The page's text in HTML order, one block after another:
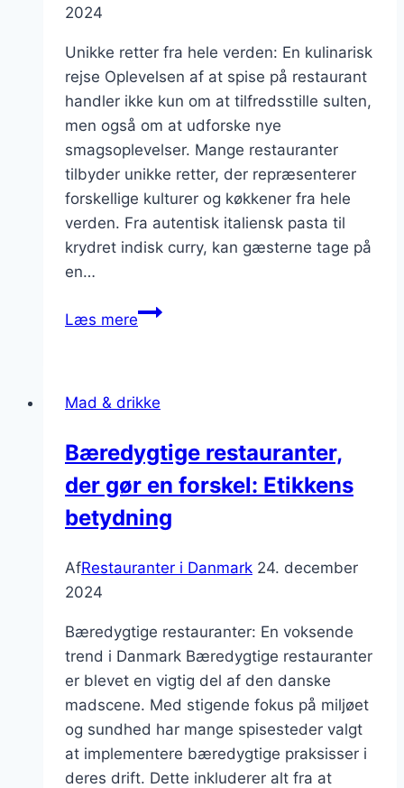
2024
Unikke retter fra hele verden: En kulinarisk
rejse Oplevelsen af at spise på restaurant
handler ikke kun om at tilfredsstille sulten,
men også om at udforske nye
smagsoplevelser. Mange restauranter
tilbyder unikke retter, der repræsenterer
forskellige kulturer og køkkener fra hele
verden. Fra autentisk italiensk pasta til
krydret indisk curry, kan gæsterne tage på
en…
Læs mereUnikke
Oplev
helt
særligt
Mad & drikke
Bæredygtige restauranter,
der gør en forskel: Etikkens
betydning
AfRestauranter i Danmark 24. december
2024
Bæredygtige restauranter: En voksende
trend i Danmark Bæredygtige restauranter
er blevet en vigtig del af den danske
madscene. Med stigende fokus på miljøet
og sundhed har mange spisesteder valgt
at implementere bæredygtige praksisser i
deres drift. Dette inkluderer alt fra at